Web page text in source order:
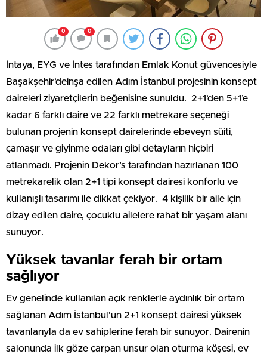
0 0
İntaya, EYG ve İntes tarafından Emlak Konut güvencesiyle
Başakşehir’deinşa edilen Adım İstanbul projesinin konsept
daireleri ziyaretçilerin beğenisine sunuldu. 2+1’den 5+1’e
kadar 6 farklı daire ve 22 farklı metrekare seçeneği
bulunan projenin konsept dairelerinde ebeveyn süiti,
çamaşır ve giyinme odaları gibi detayların hiçbiri
atlanmadı. Projenin Dekor’s tarafından hazırlanan 100
metrekarelik olan 2+1 tipi konsept dairesi konforlu ve
kullanışlı tasarımı ile dikkat çekiyor. 4 kişilik bir aile için
dizay edilen daire, çocuklu ailelere rahat bir yaşam alanı
sunuyor.
Yüksek tavanlar ferah bir ortam
sağlıyor
Ev genelinde kullanılan açık renklerle aydınlık bir ortam
sağlanan Adım İstanbul’un 2+1 konsept dairesi yüksek
tavanlarıyla da ev sahiplerine ferah bir sunuyor. Dairenin
salonunda ilk göze çarpan unsur olan oturma köşesi, ev